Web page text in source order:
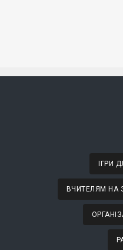
ІГРИ
ВЧИТЕЛЯМ НА